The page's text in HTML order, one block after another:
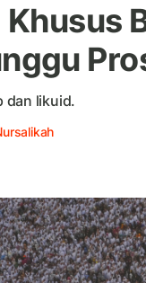
Khusus
dan likuid.